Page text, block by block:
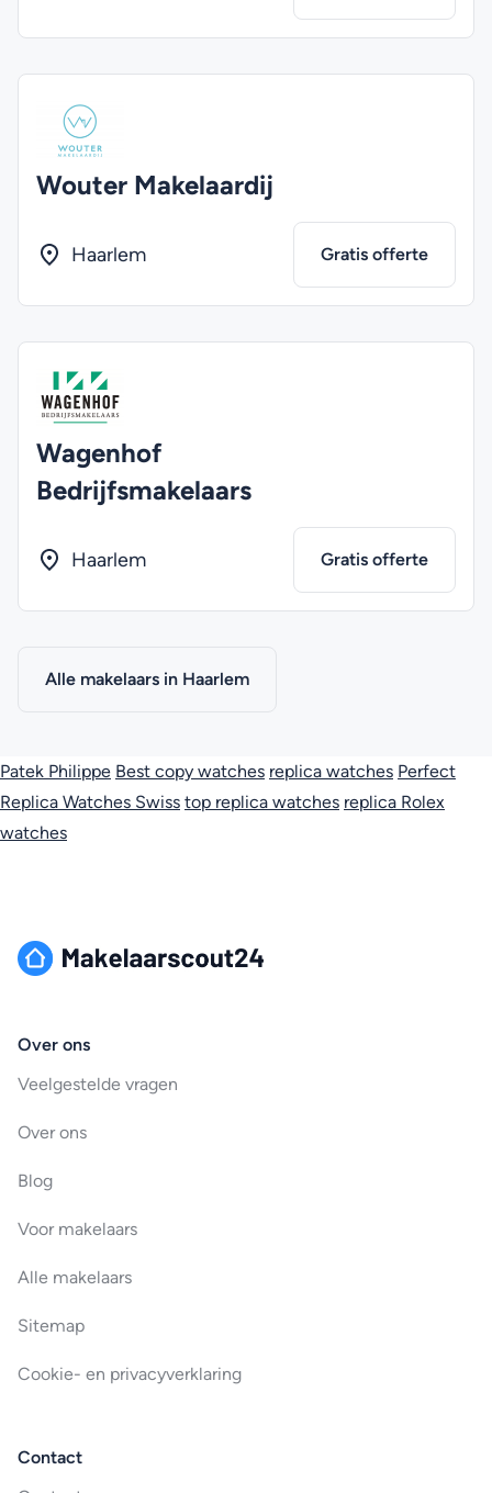
Wouter Makelaardij
Haarlem Gratis offerte
Wagenhof
Bedrijfsmakelaars
Haarlem Gratis offerte
Alle makelaars in Haarlem
Patek Philippe Best copy watches replica watches Perfect
Replica Watches Swiss top replica watches replica Rolex
watches
Over ons
Veelgestelde vragen
Over ons
Blog
Voor makelaars
Alle makelaars
Sitemap
Cookie- en privacyverklaring
Contact